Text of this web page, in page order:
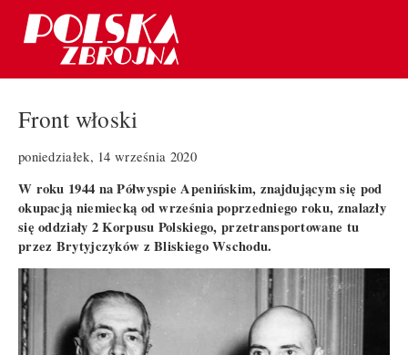
Front włoski
poniedziałek, 14 września 2020
W roku 1944 na Półwyspie Apenińskim, znajdującym się pod
okupacją niemiecką od września poprzedniego roku, znalazły
się oddziały 2 Korpusu Polskiego, przetransportowane tu
przez Brytyjczyków z Bliskiego Wschodu.